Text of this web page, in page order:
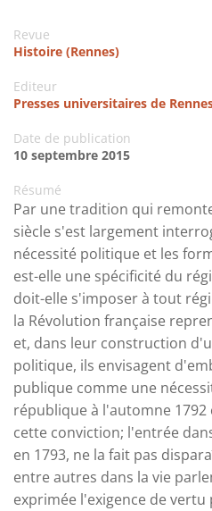
Revue
Histoire (Rennes)
Editeur
Presses universitaires de
Date de publication
10 septembre 2015
Résumé
Par une tradition qui
siècle s'est largement
nécessité politique et les
est-elle une spécificité du
doit-elle s'imposer à tout
la Révolution française
et, dans leur construction
politique, ils envisagent
publique comme une
république à l'automne
cette conviction; l'entrée
en 1793, ne la fait pas
entre autres dans la vie
exprimée l'exigence de